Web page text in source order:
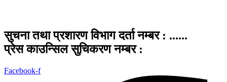
सुचना तथा प्रशारण विभाग दर्ता नम्बर : ......
प्रेस काउन्सिल सुचिकरण नम्बर :
Facebook-f